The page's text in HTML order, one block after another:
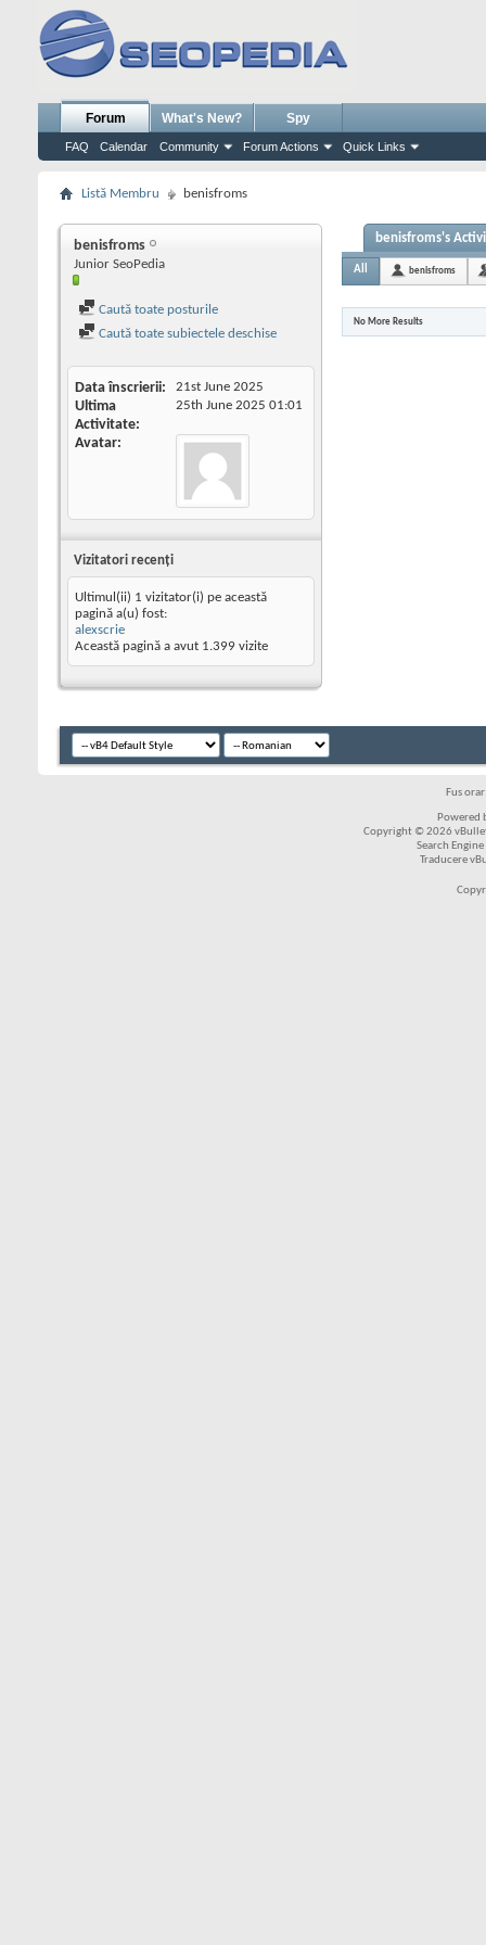
Forum
FAQ Calendar Community Forum Actions Quick Links
What's New? Spy
Listă Membru benisfroms
benisfroms
Junior SeoPedia
Caută toate posturile
Caută toate subiectele deschise
Data înscrierii 21st June 2025
Ultima
Activitate
25th June 2025 01:01
Avatar
Vizitatori recenţi
Ultimul(ii) 1 vizitator(i) pe această
pagină a(u) fost:
alexscrie
Această pagină a avut 1.399 vizite
benisfroms's
All benisfroms
No More Results
Fus
Powered
Copyright © 2026
Search
Traducere